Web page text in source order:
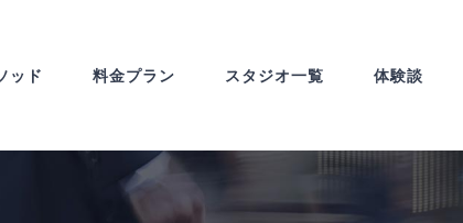
ッド 料金プラン スタジオ一覧 体験談